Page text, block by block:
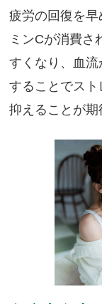
疲労の回復を
ミンCが消費さ
すくなり、血
することでス
抑えることが期